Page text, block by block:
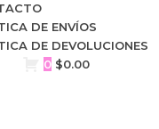
DE ENVÍOS
DE DEVOLUCIONES
0 $0.00